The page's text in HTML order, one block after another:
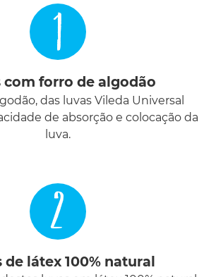
1
com forro de algodão
das luvas Vileda Universal
de absorção e colocação da
luva.
2
de látex 100% natural